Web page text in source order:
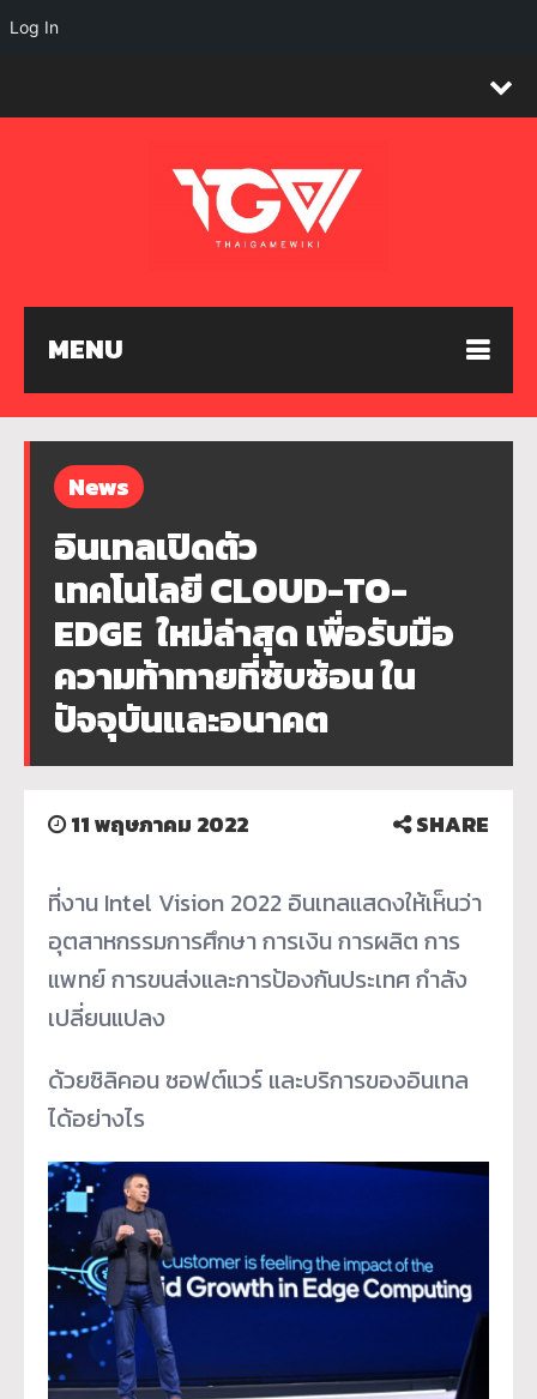
MENU
News
อินเทลเปิดตัว
เทคโนโลยี CLOUD-TO-
EDGE ใหม่ล่าสุด เพื่อรับมือ
ความท้าทายที่ซับซ้อน ใน
ปัจจุบันและอนาคต
11 พฤษภาคม 2022 SHARE
ที่งาน Intel Vision 2022 อินเทลแสดงให้เห็นว่า
อุตสาหกรรมการศึกษา การเงิน การผลิต การ
แพทย์ การขนส่งและการป้องกันประเทศ กำลัง
เปลี่ยนแปลง
ด้วยซิลิคอน ซอฟต์แวร์ และบริการของอินเทล
ได้อย่างไร
Log In